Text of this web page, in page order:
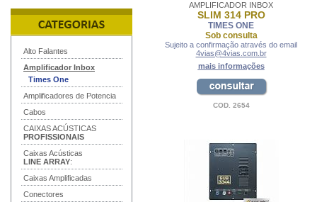
Alto Falantes
Amplificador Inbox
Times One
Amplificadores de Potencia
Cabos
CAIXAS ACÚSTICAS
PROFISSIONAIS
Caixas Acústicas
LINE ARRAY:
Caixas Amplificadas
Conectores
AMPLIFICADOR INBOX
SLIM 314 PRO
TIMES ONE
Sob consulta
Sujeito a confirmação através do email
4vias@4vias.com.br
mais informações
COD. 2654